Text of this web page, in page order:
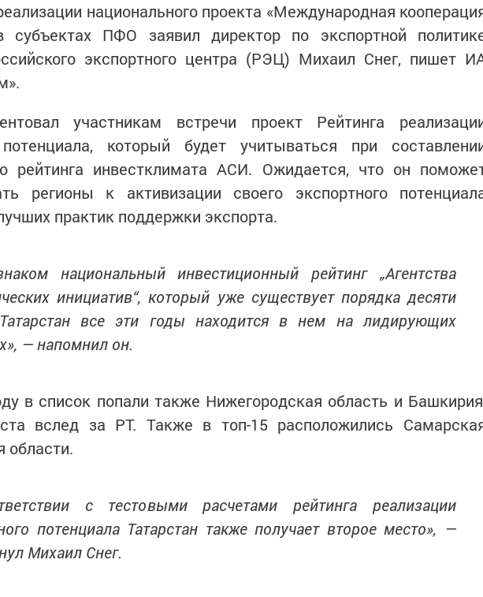
национального проекта «Международная
субъектах ПФО заявил директор по экспортной
экспортного центра (РЭЦ) Михаил Снег, пишет
участникам встречи проект Рейтинга
потенциала, который будет учитываться при
рейтинга инвестклимата АСИ. Ожидается, что он
регионы к активизации своего экспортного
практик поддержки экспорта.
национальный инвестиционный рейтинг „Агентства
инициатив“, который уже существует порядка десяти
все эти годы находится в нем на лидирующих
— напомнил он.
в список попали также Нижегородская область и
вслед за РТ. Также в топ-15 расположились
области.
с тестовыми расчетами рейтинга реализации
потенциала Татарстан также получает второе место», —
Михаил Снег.